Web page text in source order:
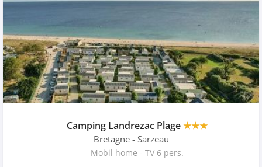
Camping Landrezac Plage★★★
Bretagne - Sarzeau
Mobil home - TV 6 pers.